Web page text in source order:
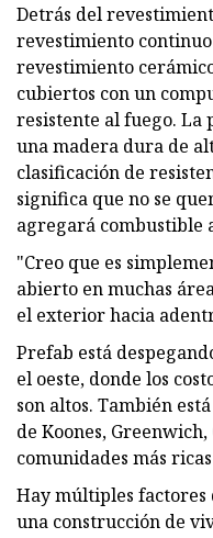
Detrás del
revestimiento
revestimiento
cubiertos con un
resistente al fuego. La
una madera dura de
clasificación de
significa que no se
agregará combustible
"Creo que es
abierto en muchas
el exterior hacia
Prefab está
el oeste, donde los
son altos. También
de Koones,
comunidades más
Hay múltiples factores
una construcción de